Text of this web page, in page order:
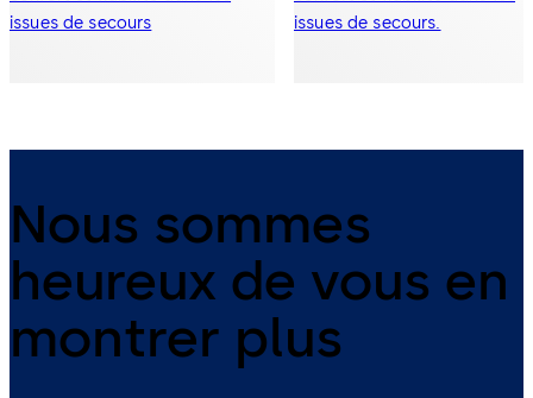
issues de secours
issues de secours.
Nous sommes
heureux de vous en
montrer plus